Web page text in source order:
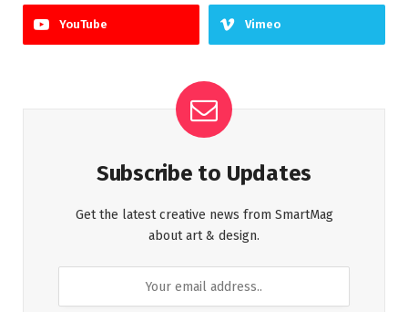
YouTube Vimeo
Subscribe to Updates
Get the latest creative news from SmartMag
about art & design.